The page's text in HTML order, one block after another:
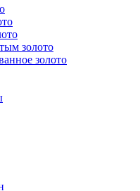
золото
золото